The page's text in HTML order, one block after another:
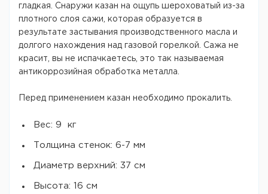
гладкая. Снаружи казан на ощупь шероховатый из-за
плотного слоя сажи, которая образуется в
результате застывания производственного масла и
долгого нахождения над газовой горелкой. Сажа не
красит, вы не испачкаетесь, это так называемая
антикоррозийная обработка металла.
Перед применением казан необходимо прокалить.
Вес: 9 кг
Толщина стенок: 6-7 мм
Диаметр верхний: 37 см
Высота: 16 см